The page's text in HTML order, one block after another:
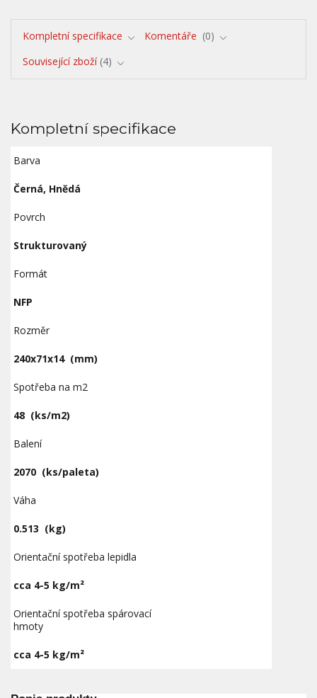
Kompletní specifikace Komentáře
0
Související zboží 4
Kompletní specifikace
Barva
Černá, Hnědá
Povrch
Strukturovaný
Formát
NFP
Rozměr
240x71x14 (mm)
Spotřeba na m2
48 (ks/m2)
Balení
2070 (ks/paleta)
Váha
0.513 (kg)
Orientační spotřeba lepidla
cca 4-5 kg/m²
Orientační spotřeba spárovací
hmoty
cca 4-5 kg/m²